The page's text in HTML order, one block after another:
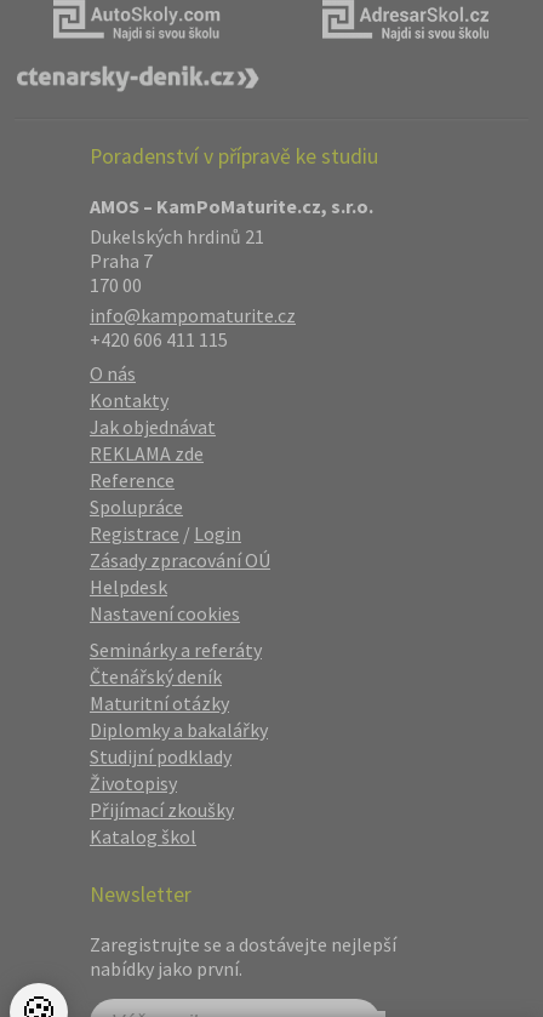
Poradenství v přípravě ke studiu
AMOS – KamPoMaturite.cz, s.r.o.
Dukelských hrdinů 21
Praha 7
170 00
info@kampomaturite.cz
+420 606 411 115
O nás
Kontakty
Jak objednávat
REKLAMA zde
Reference
Spolupráce
Registrace / Login
Zásady zpracování OÚ
Helpdesk
Nastavení cookies
Seminárky a referáty
Čtenářský deník
Maturitní otázky
Diplomky a bakalářky
Studijní podklady
Životopisy
Přijímací zkoušky
Katalog škol
Newsletter
Zaregistrujte se a dostávejte nejlepší
nabídky jako první.